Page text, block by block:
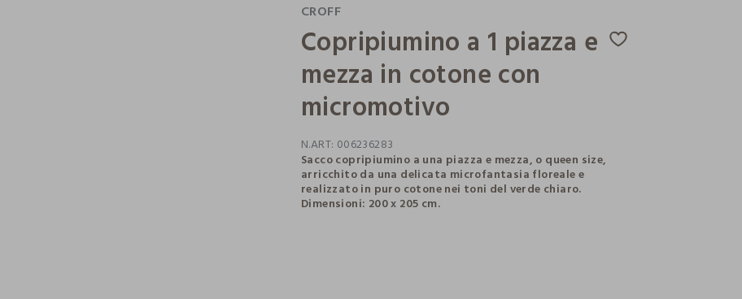
CROFF
Copripiumino a 1 piazza e
mezza in cotone con
micromotivo
N.ART: 006236283
Sacco copripiumino a una piazza e mezza, o queen size,
arricchito da una delicata microfantasia floreale e
realizzato in puro cotone nei toni del verde chiaro.
Dimensioni: 200 x 205 cm.